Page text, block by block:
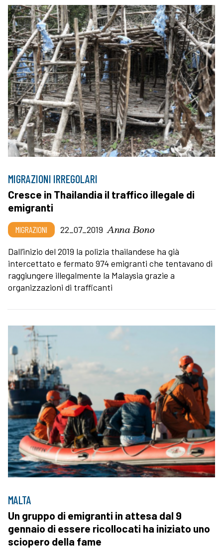
MIGRAZIONI IRREGOLARI
Cresce in Thailandia il traffico illegale di
emigranti
MIGRAZIONI 22_07_2019 Anna Bono
Dall’inizio del 2019 la polizia thailandese ha già
intercettato e fermato 974 emigranti che tentavano di
raggiungere illegalmente la Malaysia grazie a
organizzazioni di trafficanti
MALTA
Un gruppo di emigranti in attesa dal 9
gennaio di essere ricollocati ha iniziato uno
sciopero della fame